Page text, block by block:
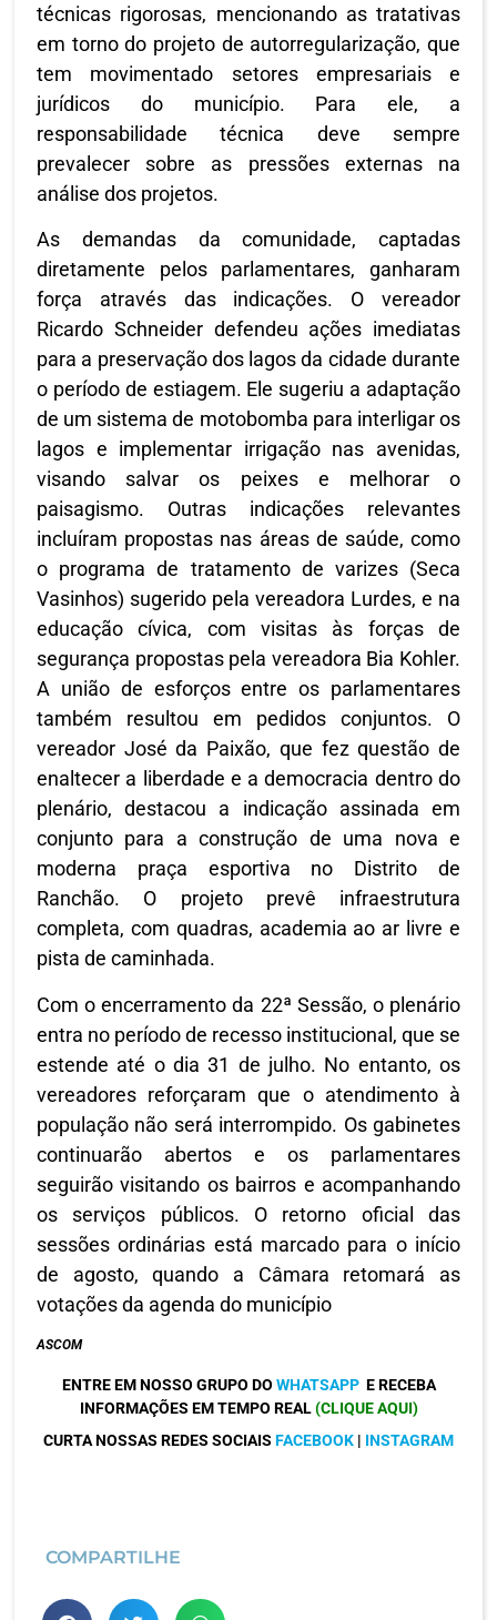
técnicas rigorosas, mencionando as tratativas
em torno do projeto de autorregularização, que
tem movimentado setores empresariais e
jurídicos do município. Para ele, a
responsabilidade técnica deve sempre
prevalecer sobre as pressões externas na
análise dos projetos.
As demandas da comunidade, captadas
diretamente pelos parlamentares, ganharam
força através das indicações. O vereador
Ricardo Schneider defendeu ações imediatas
para a preservação dos lagos da cidade durante
o período de estiagem. Ele sugeriu a adaptação
de um sistema de motobomba para interligar os
lagos e implementar irrigação nas avenidas,
visando salvar os peixes e melhorar o
paisagismo. Outras indicações relevantes
incluíram propostas nas áreas de saúde, como
o programa de tratamento de varizes (Seca
Vasinhos) sugerido pela vereadora Lurdes, e na
educação cívica, com visitas às forças de
segurança propostas pela vereadora Bia Kohler.
A união de esforços entre os parlamentares
também resultou em pedidos conjuntos. O
vereador José da Paixão, que fez questão de
enaltecer a liberdade e a democracia dentro do
plenário, destacou a indicação assinada em
conjunto para a construção de uma nova e
moderna praça esportiva no Distrito de
Ranchão. O projeto prevê infraestrutura
completa, com quadras, academia ao ar livre e
pista de caminhada.
Com o encerramento da 22ª Sessão, o plenário
entra no período de recesso institucional, que se
estende até o dia 31 de julho. No entanto, os
vereadores reforçaram que o atendimento à
população não será interrompido. Os gabinetes
continuarão abertos e os parlamentares
seguirão visitando os bairros e acompanhando
os serviços públicos. O retorno oficial das
sessões ordinárias está marcado para o início
de agosto, quando a Câmara retomará as
votações da agenda do município
ASCOM
ENTRE EM NOSSO GRUPO DO WHATSAPP E RECEBA
INFORMAÇÕES EM TEMPO REAL(CLIQUE AQUI)
CURTA NOSSAS REDES SOCIAIS FACEBOOK | INSTAGRAM
COMPARTILHE